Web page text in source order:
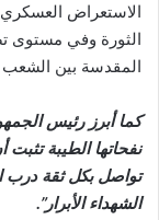
الثورة وفي مستوى
المقدسة بين
كما أبرز رئيس
نفحاتها الطيبة
تواصل بكل ثقة درب
الشهداء الأبرار”.